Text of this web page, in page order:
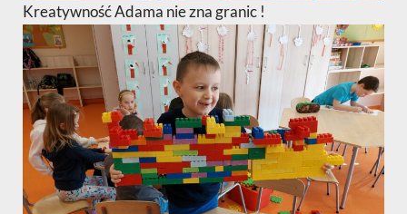
Kreatywność Adama nie zna granic !